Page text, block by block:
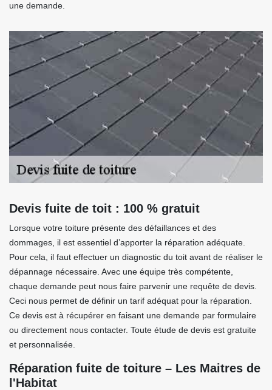
une demande.
Devis fuite de toit : 100 % gratuit
Lorsque votre toiture présente des défaillances et des
dommages, il est essentiel d’apporter la réparation adéquate.
Pour cela, il faut effectuer un diagnostic du toit avant de réaliser le
dépannage nécessaire. Avec une équipe très compétente,
chaque demande peut nous faire parvenir une requête de devis.
Ceci nous permet de définir un tarif adéquat pour la réparation.
Ce devis est à récupérer en faisant une demande par formulaire
ou directement nous contacter. Toute étude de devis est gratuite
et personnalisée.
Réparation fuite de toiture – Les Maitres de
l'Habitat